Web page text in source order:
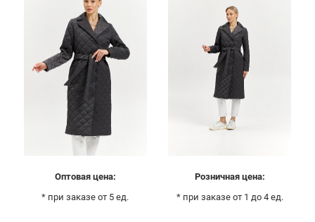
Оптовая цена:
* при заказе от 5 ед.
Розничная цена:
* при заказе от 1 до 4 ед.